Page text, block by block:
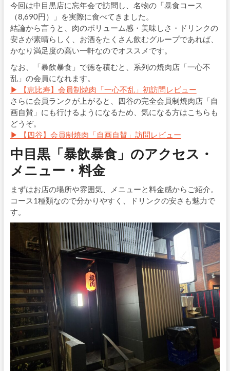
今回は中目黒店に忘年会で訪問し、名物の「暴食コース
（8,690円）」を実際に食べてきました。
結論から言うと、肉のボリューム感・美味しさ・ドリンクの
安さが素晴らしく、お酒をたくさん飲むグループであれば、
かなり満足度の高い一軒なのでオススメです。
なお、「暴飲暴食」で徳を積むと、系列の焼肉店「一心不
乱」の会員になれます。
▶ 【恵比寿】会員制焼肉「一心不乱」初訪問レビュー
さらに会員ランクが上がると、四谷の完全会員制焼肉店「自
画自賛」にも行けるようになるため、気になる方はこちらも
どうぞ。
▶ 【四谷】会員制焼肉「自画自賛」訪問レビュー
中目黒「暴飲暴食」のアクセス・
メニュー・料金
まずはお店の場所や雰囲気、メニューと料金感からご紹介。
コース1種類なので分かりやすく、ドリンクの安さも魅力で
す。